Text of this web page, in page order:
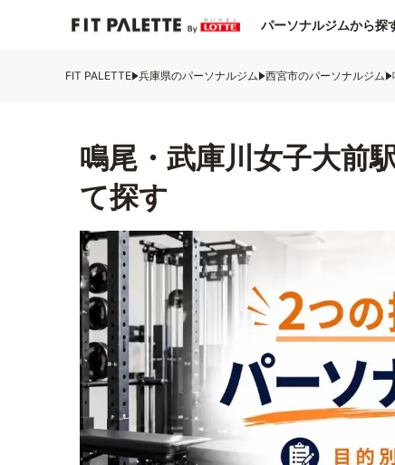
パーソナルジムから探
FIT PALETTE 兵庫県のパーソナルジム 西宮市のパーソナルジム
鳴尾・武庫川女子大前
て探す